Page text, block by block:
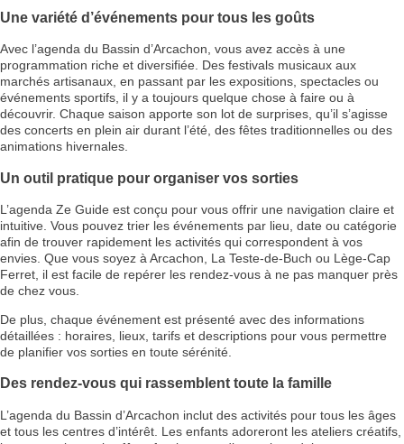
Une variété d’événements pour tous les goûts
Avec l’agenda du Bassin d’Arcachon, vous avez accès à une
programmation riche et diversifiée. Des festivals musicaux aux
marchés artisanaux, en passant par les expositions, spectacles ou
événements sportifs, il y a toujours quelque chose à faire ou à
découvrir. Chaque saison apporte son lot de surprises, qu’il s’agisse
des concerts en plein air durant l’été, des fêtes traditionnelles ou des
animations hivernales.
Un outil pratique pour organiser vos sorties
L’agenda Ze Guide est conçu pour vous offrir une navigation claire et
intuitive. Vous pouvez trier les événements par lieu, date ou catégorie
afin de trouver rapidement les activités qui correspondent à vos
envies. Que vous soyez à Arcachon, La Teste-de-Buch ou Lège-Cap
Ferret, il est facile de repérer les rendez-vous à ne pas manquer près
de chez vous.
De plus, chaque événement est présenté avec des informations
détaillées : horaires, lieux, tarifs et descriptions pour vous permettre
de planifier vos sorties en toute sérénité.
Des rendez-vous qui rassemblent toute la famille
L’agenda du Bassin d’Arcachon inclut des activités pour tous les âges
et tous les centres d’intérêt. Les enfants adoreront les ateliers créatifs,